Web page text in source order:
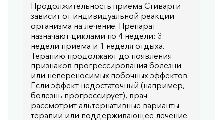
Продолжительность приема Стиварги
зависит от индивидуальной реакции
организма на лечение. Препарат
назначают циклами по 4 недели: 3
недели приема и 1 неделя отдыха.
Терапию продолжают до появления
признаков прогрессирования болезни
или непереносимых побочных эффектов.
Если эффект недостаточный (например,
болезнь прогрессирует), врач
рассмотрит альтернативные варианты
терапии или поддерживающее лечение.